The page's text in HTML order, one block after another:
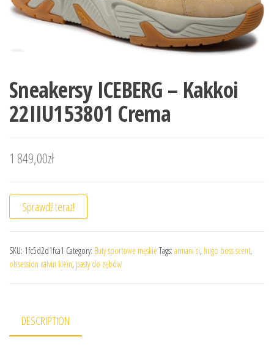
Sneakersy ICEBERG – Kakkoi
22IIU153801 Crema
1 849,00zł
Sprawdź teraz!
SKU: 1fc5d2d1fca1 Category: Buty sportowe męskie Tags: armani si, hugo boss scent,
obsession calvin klein, pasty do zębów
DESCRIPTION